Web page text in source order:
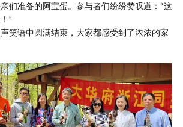
们准备的阿宝蛋。参与者们纷纷赞叹道：“这
”
笑语中圆满结束，大家都感受到了浓浓的家